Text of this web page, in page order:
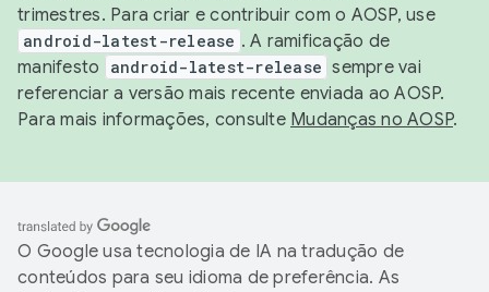
trimestres. Para criar e contribuir com o AOSP, use
android-latest-release . A ramificação de
manifesto
android-latest-release sempre vai
referenciar a versão mais recente enviada ao AOSP.
Para mais informações, consulte Mudanças no AOSP.
O Google usa tecnologia de IA na tradução de
conteúdos para seu idioma de preferência. As